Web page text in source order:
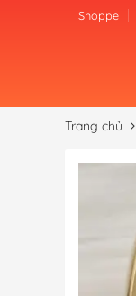
Shoppe
Trang chủ